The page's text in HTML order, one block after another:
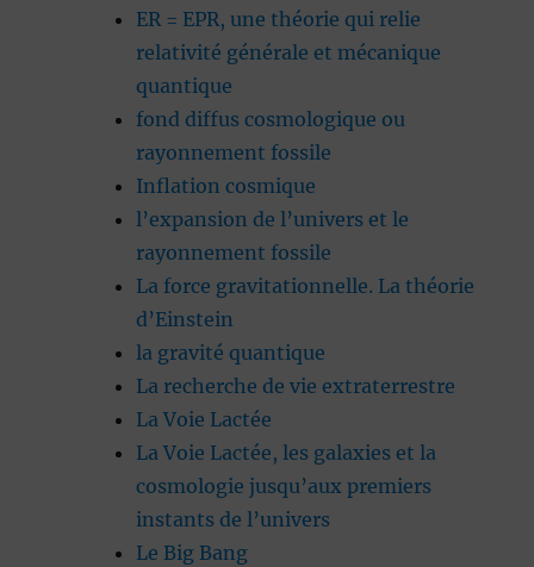
ER = EPR, une théorie qui relie
relativité générale et mécanique
quantique
fond diffus cosmologique ou
rayonnement fossile
Inflation cosmique
l’expansion de l’univers et le
rayonnement fossile
La force gravitationnelle. La théorie
d’Einstein
la gravité quantique
La recherche de vie extraterrestre
La Voie Lactée
La Voie Lactée, les galaxies et la
cosmologie jusqu’aux premiers
instants de l’univers
Le Big Bang